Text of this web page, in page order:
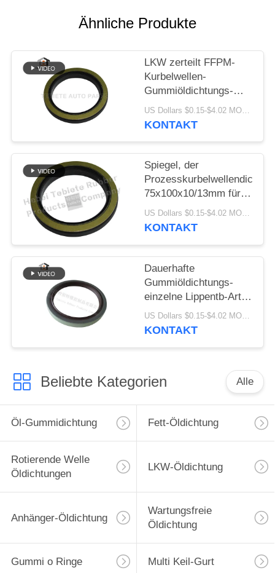
POLICY
Ähnliche Produkte
LKW zerteilt FFPM-
Kurbelwellen-
Gummiöldichtungs-
Isolierungs-Altern-
Abnutzung beständige
US Dollars $0.15-$4.02 MOQ:10PCS
KONTAKT
Spiegel, der
75x100x10/13mm für
innere Drehöldichtung
Scania-LKW-1409890
US Dollars $0.15-$4.02 MOQ:500pcs
KONTAKT
Dauerhafte
Gummiöldichtungs-
einzelne Lippentb-Art
Öldichtung hohes -
Qualitäts-Material
US Dollars $0.15-$4.02 MOQ:20pcs
KONTAKT
Beliebte Kategorien Alle
Öl-Gummidichtung Fett-Öldichtung
Rotierende Welle
Öldichtungen
LKW-Öldichtung
Anhänger-Öldichtung
Wartungsfreie
Öldichtung
Gummi o Ringe Multi Keil-Gurt